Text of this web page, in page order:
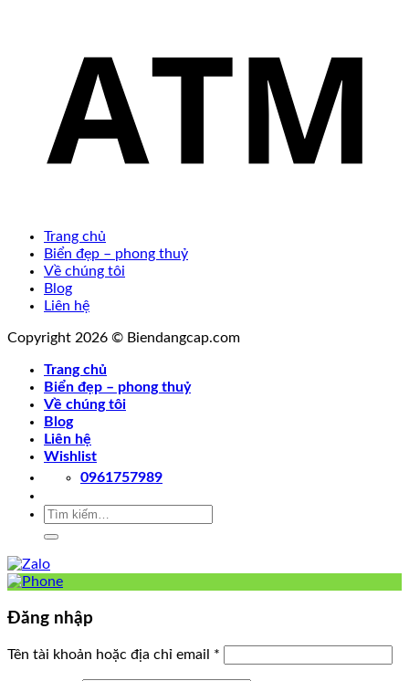
Trang chủ
Biển đẹp – phong thuỷ
Về chúng tôi
Blog
Liên hệ
Copyright 2026 © Biendangcap.com
Trang chủ
Biển đẹp – phong thuỷ
Về chúng tôi
Blog
Liên hệ
Wishlist
0961757989
Tìm
Đăng nhập
Tên tài khoản hoặc địa chỉ email *